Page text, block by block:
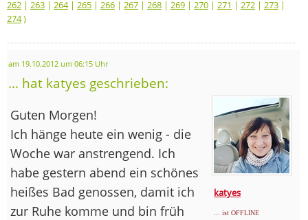
262 | 263 | 264| 265 | 266 | 267 | 268 | 269 | 270 | 271 | 272 | 273 |
274)
am 19.10.2012 um 06:15 Uhr
... hat katyes geschrieben:
katyes
... ist OFFLINE
Guten Morgen!
Ich hänge heute ein wenig - die
Woche war anstrengend. Ich
habe gestern abend ein schönes
heißes Bad genossen, damit ich
zur Ruhe komme und bin früh